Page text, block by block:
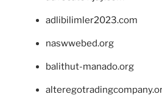
adlibilimler2023.com
naswwebed.org
balithut-manado.org